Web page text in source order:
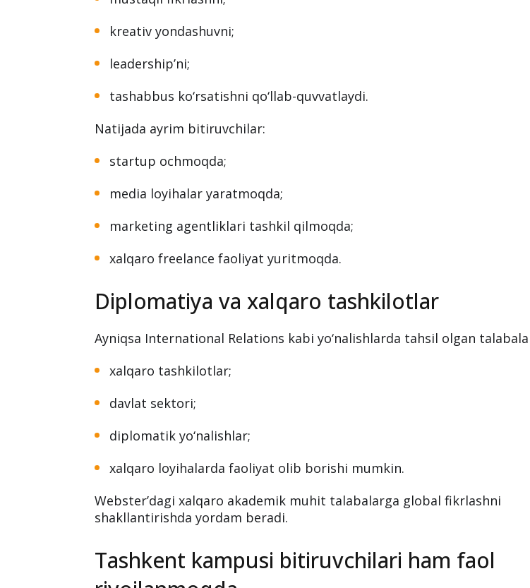
uchraydi.
Chunki universitet muhiti:
mustaqil fikrlashni;
kreativ yondashuvni;
leadership’ni;
tashabbus ko‘rsatishni qo‘llab-quvvatlaydi.
Natijada ayrim bitiruvchilar:
startup ochmoqda;
media loyihalar yaratmoqda;
Diplomatiya va xalqaro tashkilotlar
Ayniqsa International Relations kabi yo‘nalishlarda tahsil olgan talabalar:
xalqaro tashkilotlar;
davlat sektori;
xalqaro loyihalarda faoliyat olib borishi mumkin.